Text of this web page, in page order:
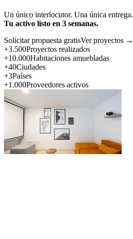
Un único interlocutor. Una única entrega.
Tu activo listo en 3 semanas.
Solicitar propuesta gratisVer proyectos →
+3.500Proyectos realizados
+10.000Habitaciones amuebladas
+40Ciudades
+3Países
+1.000Proveedores activos